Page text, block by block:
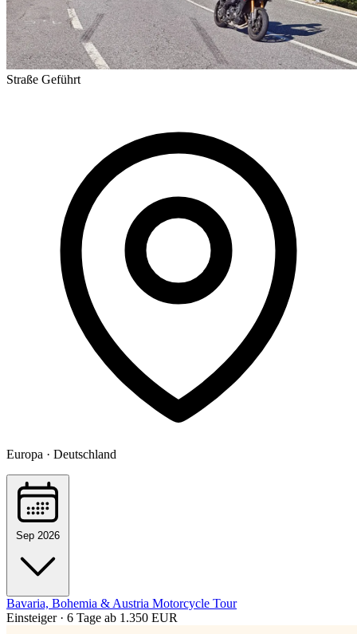
Straße Geführt
Europa · Deutschland
Sep 2026
Bavaria, Bohemia & Austria Motorcycle Tour
Einsteiger · 6 Tage ab 1.350 EUR